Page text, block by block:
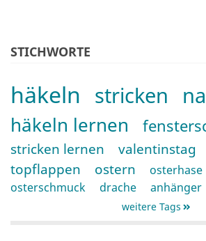
STICHWORTE
häkeln stricken
häkeln lernen
stricken lernen valentinstag
topflappen
ostern
osterhase
osterschmuck
drache anhänger
weitere Tags